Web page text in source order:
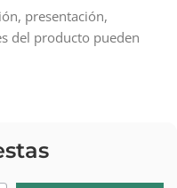
presentación,
del producto pueden